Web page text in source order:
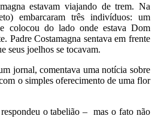
estavam viajando de trem. Na
embarcaram três indivíduos: um
colocou do lado onde estava Dom
Padre Costamagna sentava em frente
seus joelhos se tocavam.
jornal, comentava uma notícia sobre
o simples oferecimento de uma flor
o tabelião – mas o fato não